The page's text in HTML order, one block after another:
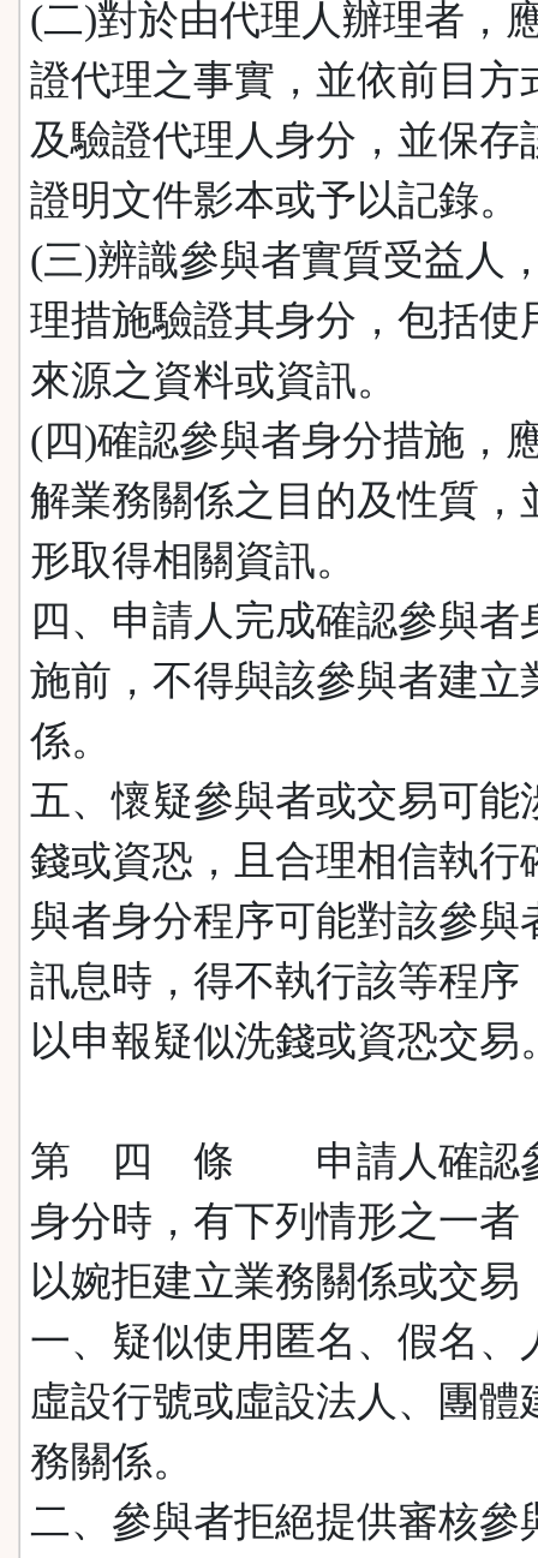
(二)對於由代理人辦理者，
證代理之事實，並依前目方
及驗證代理人身分，並保存
證明文件影本或予以記錄。
(三)辨識參與者實質受益人
理措施驗證其身分，包括使
來源之資料或資訊。
(四)確認參與者身分措施，
解業務關係之目的及性質，
形取得相關資訊。
四、申請人完成確認參與者
施前，不得與該參與者建立
係。
五、懷疑參與者或交易可能
錢或資恐，且合理相信執行
與者身分程序可能對該參與
訊息時，得不執行該等程序
以申報疑似洗錢或資恐交易
第 四 條 申請人確認
身分時，有下列情形之一者
以婉拒建立業務關係或交易
一、疑似使用匿名、假名、
虛設行號或虛設法人、團體
務關係。
二、參與者拒絕提供審核參